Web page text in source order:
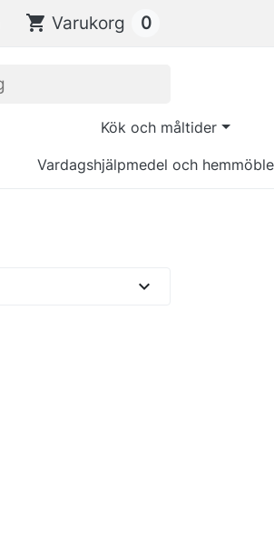
shopping_cart Varukorg 0
Kök och måltider
Vardagshjälpmedel och
expand_more